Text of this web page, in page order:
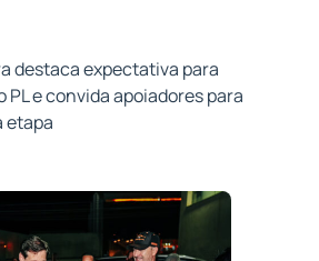
destaca expectativa para
PL e convida apoiadores para
etapa